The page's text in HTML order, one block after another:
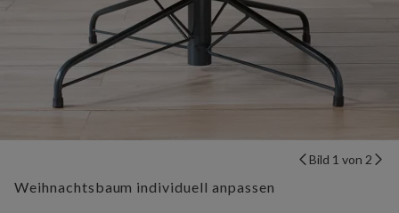
Bild 1 von 2
Weihnachtsbaum individuell anpassen